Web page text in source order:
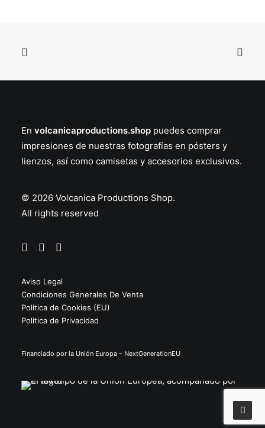
SELECCIONAR OPCIONES
producto
tiene
múltiples
variantes.
se
pueden
elegir
página
119.95
de
precios:
desde
119.95€
En volcanicaproductions.shop puedes comprar
impresiones de nuestras fotografías en pósters y
lienzos, así como camisetas y accesorios exclusivos.
© 2026 Volcanica Productions Shop.
All rights reserved
Aviso Legal
Condiciones Generales De Venta
Politica de Cookies (EU)
Politica de Privacidad
Financiado por la Unión Europa – NextGenerationEU